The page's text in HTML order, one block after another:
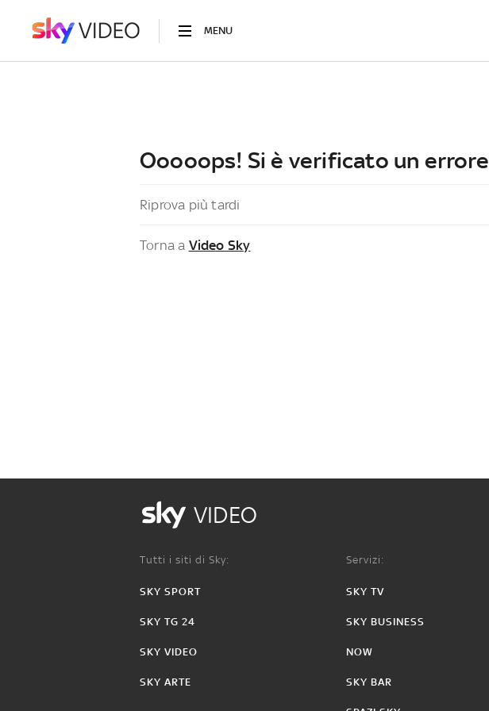
MENU
Ooooops! Si è verificato un errore
Riprova più tardi
Torna a Video Sky
VIDEO
Tutti i siti di Sky:
SKY SPORT
SKY TG 24
SKY VIDEO
SKY ARTE
Servizi:
SKY TV
SKY BUSINESS
NOW
SKY BAR